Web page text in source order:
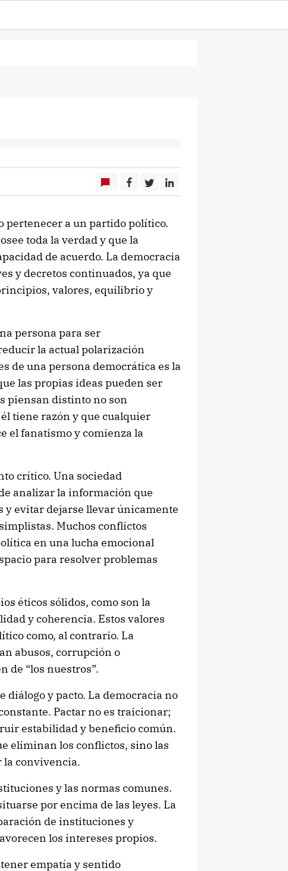
pertenecer a un partido político.
toda la verdad y que la
de acuerdo. La democracia
y decretos continuados, ya que
valores, equilibrio y
persona para ser
la actual polarización
de una persona democrática es la
las propias ideas pueden ser
piensan distinto no son
tiene razón y que cualquier
el fanatismo y comienza la
crítico. Una sociedad
analizar la información que
evitar dejarse llevar únicamente
Muchos conflictos
en una lucha emocional
para resolver problemas
éticos sólidos, como son la
y coherencia. Estos valores
como, al contrario. La
abusos, corrupción o
de “los nuestros”.
diálogo y pacto. La democracia no
Pactar no es traicionar;
estabilidad y beneficio común.
eliminan los conflictos, sino las
la convivencia.
y las normas comunes.
por encima de las leyes. La
de instituciones y
los intereses propios.
empatía y sentido